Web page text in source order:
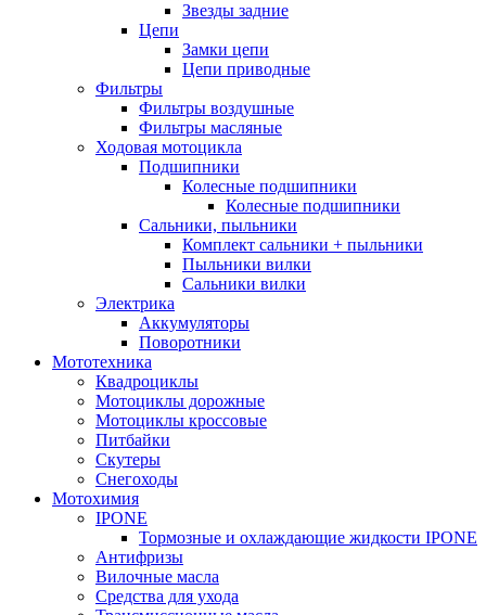
Звезды задние
Цепи
Замки цепи
Цепи приводные
Фильтры
Фильтры воздушные
Фильтры масляные
Ходовая мотоцикла
Подшипники
Колесные подшипники
Колесные подшипники
Сальники, пыльники
Комплект сальники + пыльники
Пыльники вилки
Сальники вилки
Электрика
Аккумуляторы
Поворотники
Мототехника
Квадроциклы
Мотоциклы дорожные
Мотоциклы кроссовые
Питбайки
Скутеры
Снегоходы
Мотохимия
IPONE
Тормозные и охлаждающие жидкости IPONE
Антифризы
Вилочные масла
Средства для ухода